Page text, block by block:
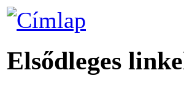
Elsődleges